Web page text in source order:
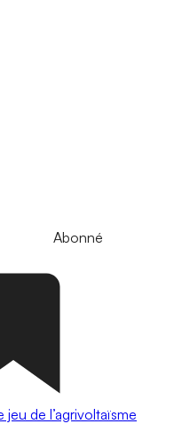
Abonné
de l’agrivoltaïsme